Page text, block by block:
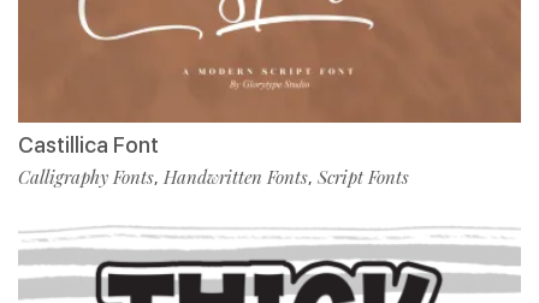
Castillica Font
Calligraphy Fonts, Handwritten Fonts, Script Fonts